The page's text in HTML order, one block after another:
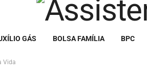
GÁS BOLSA FAMÍLIA BPC
Vida